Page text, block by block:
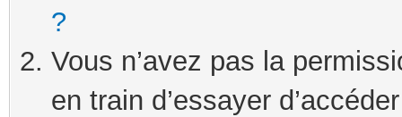
?
Vous n’avez pas la
en train d’essayer